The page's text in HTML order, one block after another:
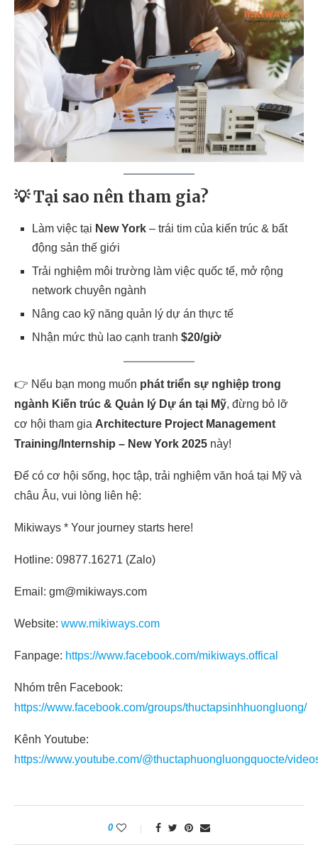
💡 Tại sao nên tham gia?
Làm việc tại New York – trái tim của kiến trúc & bất
động sản thế giới
Trải nghiệm môi trường làm việc quốc tế, mở rộng
network chuyên ngành
Nâng cao kỹ năng quản lý dự án thực tế
Nhận mức thù lao cạnh tranh $20/giờ
👉 Nếu bạn mong muốn phát triển sự nghiệp trong
ngành Kiến trúc & Quản lý Dự án tại Mỹ, đừng bỏ lỡ
cơ hội tham gia Architecture Project Management
Training/Internship – New York 2025 này!
Để có cơ hội sống, học tập, trải nghiệm văn hoá tại Mỹ và
châu Âu, vui lòng liên hệ:
Mikiways * Your journey starts here!
Hotline: 09877.16271 (Zalo)
Email: gm@mikiways.com
Website: www.mikiways.com
Fanpage: https://www.facebook.com/mikiways.offical
Nhóm trên Facebook:
https://www.facebook.com/groups/thuctapsinhhuongluong/
Kênh Youtube:
https://www.youtube.com/@thuctaphuongluongquocte/
0